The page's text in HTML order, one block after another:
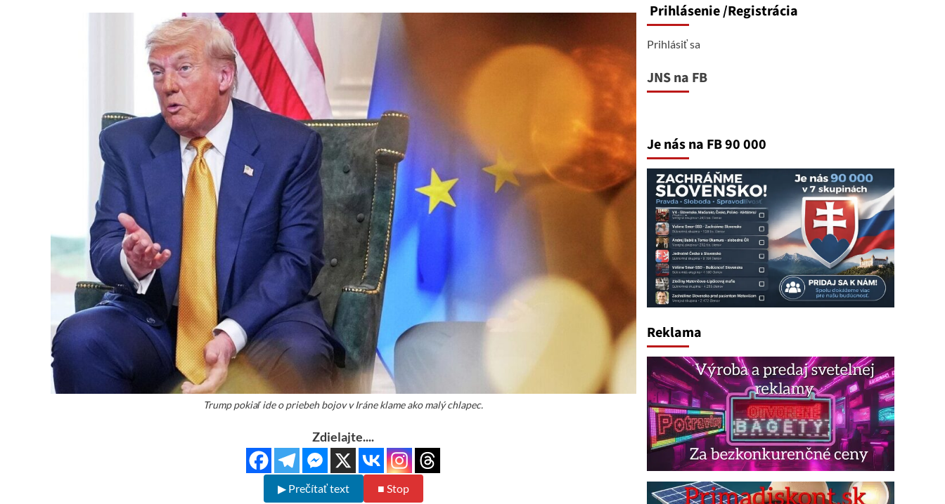
Trump pokiaľ ide o priebeh bojov v Iráne klame ako malý chlapec.
Zdielajte....
▶ Prečítať text ■ Stop
Prihlásenie/Registrácia
Prihlásiť sa
JNS na FB
Je nás na FB 90 000
Reklama